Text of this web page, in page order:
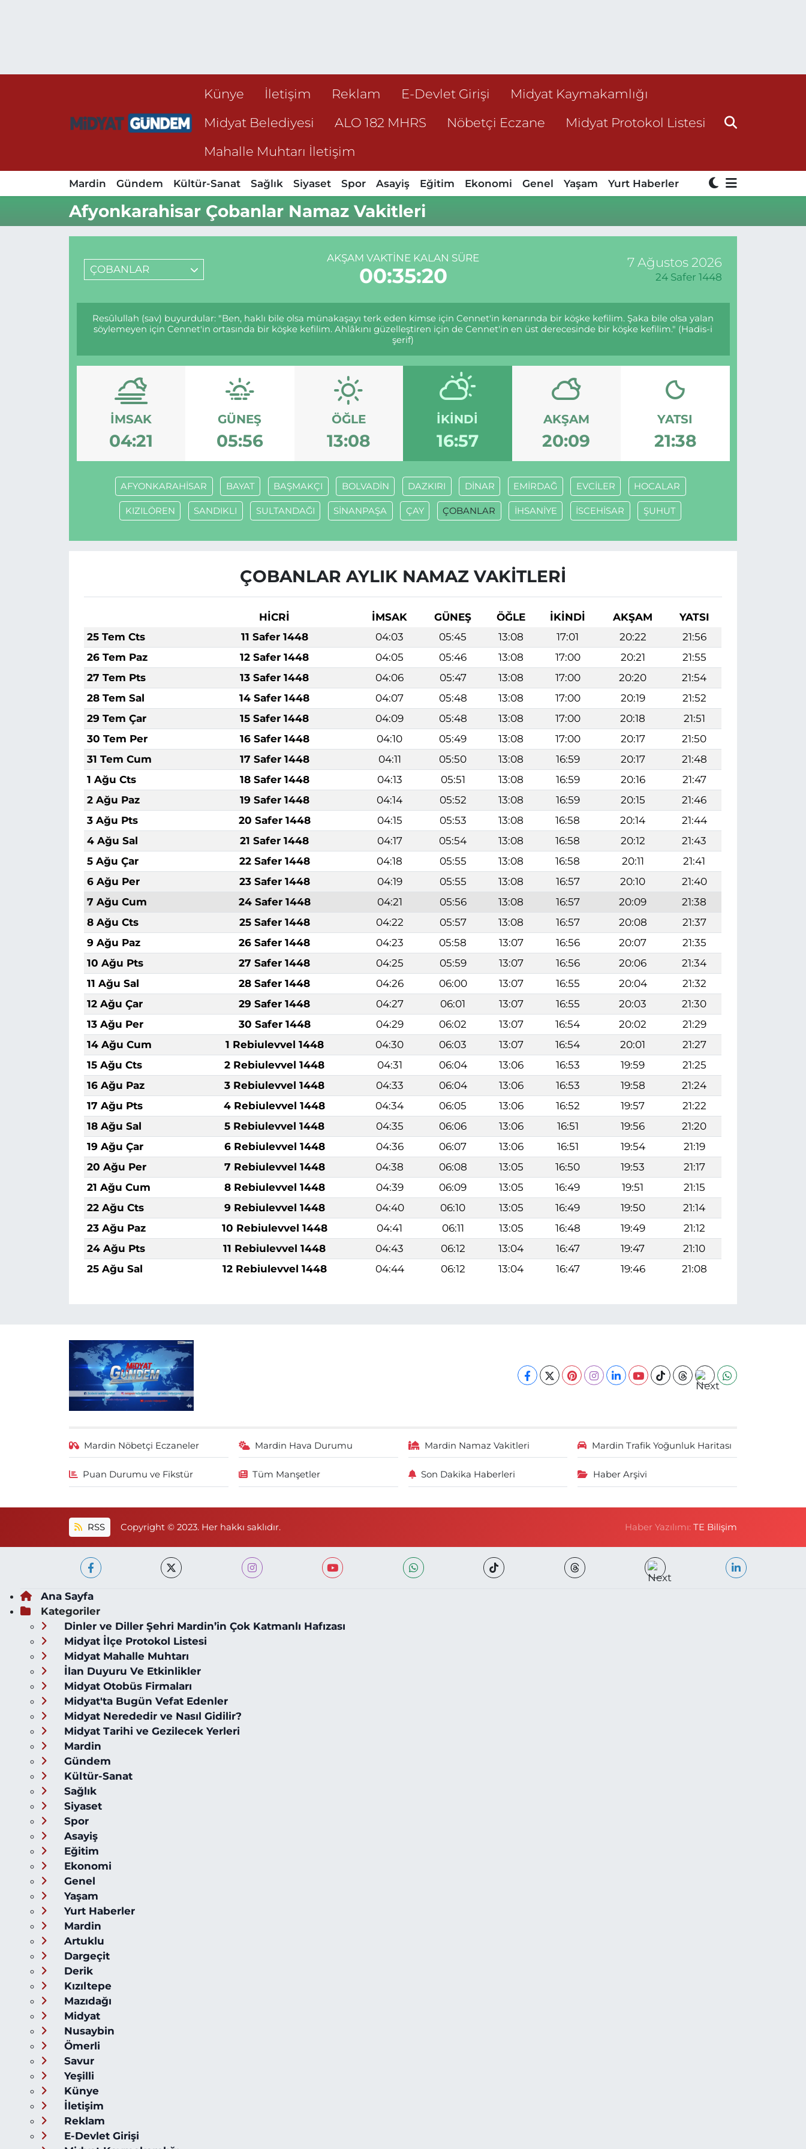
Künye İletişim Reklam E-Devlet Girişi
Midyat Kaymakamlığı
Midyat Belediyesi
ALO 182 MHRS Nöbetçi Eczane
Midyat Protokol Listesi
Mahalle Muhtarı İletişim
Mardin Gündem Kültür-Sanat Sağlık Siyaset Spor Asayiş Eğitim Ekonomi Genel Yaşam Yurt Haberler
Afyonkarahisar Çobanlar Namaz Vakitleri
ÇOBANLAR
AKŞAM VAKTINE KALAN SÜRE
00:35:20
7 Ağustos 2026
24 Safer 1448
Resûlullah (sav) buyurdular: "Ben, haklı bile olsa münakaşayı terk eden kimse için Cennet'in kenarında bir köşke kefilim. Şaka bile olsa yalan
söylemeyen için Cennet'in ortasında bir köşke kefilim. Ahlâkını güzelleştiren için de Cennet'in en üst derecesinde bir köşke kefilim." (Hadis-i
şerif)
İMSAK
04:21
GÜNEŞ
05:56
ÖĞLE
13:08
İKINDI
16:57
AKŞAM
20:09
YATSI
21:38
AFYONKARAHİSAR BAYAT BAŞMAKÇI BOLVADİN DAZKIRI DİNAR EMİRDAĞ EVCİLER HOCALAR
KIZILÖREN SANDIKLI SULTANDAĞI SİNANPAŞA ÇAY ÇOBANLAR İHSANİYE İSCEHİSAR ŞUHUT
ÇOBANLAR AYLIK NAMAZ VAKITLERI
HİCRİ İMSAK GÜNEŞ ÖĞLE İKINDI AKŞAM
YATSI
25 Tem Cts
11 Safer 1448 04:03 05:45 13:08 17:01 20:22
21:56
26 Tem Paz
12 Safer 1448 04:05 05:46 13:08 17:00 20:21
21:55
27 Tem Pts
13 Safer 1448 04:06 05:47 13:08 17:00 20:20
21:54
28 Tem Sal
14 Safer 1448 04:07 05:48 13:08 17:00 20:19
21:52
29 Tem Çar
15 Safer 1448 04:09 05:48 13:08 17:00 20:18
21:51
30 Tem Per
16 Safer 1448 04:10 05:49 13:08 17:00 20:17
21:50
31 Tem Cum
17 Safer 1448 04:11 05:50 13:08 16:59 20:17
21:48
1 Ağu Cts
18 Safer 1448 04:13 05:51 13:08 16:59 20:16
21:47
2 Ağu Paz
19 Safer 1448 04:14 05:52 13:08 16:59 20:15
21:46
3 Ağu Pts
20 Safer 1448 04:15 05:53 13:08 16:58 20:14
21:44
4 Ağu Sal
21 Safer 1448 04:17 05:54 13:08 16:58 20:12
21:43
5 Ağu Çar
22 Safer 1448 04:18 05:55 13:08 16:58 20:11
21:41
6 Ağu Per
23 Safer 1448 04:19 05:55 13:08 16:57 20:10
21:40
7 Ağu Cum
24 Safer 1448 04:21 05:56 13:08 16:57 20:09
21:38
8 Ağu Cts
25 Safer 1448 04:22 05:57 13:08 16:57 20:08
21:37
9 Ağu Paz
26 Safer 1448 04:23 05:58 13:07 16:56 20:07
21:35
10 Ağu Pts
27 Safer 1448 04:25 05:59 13:07 16:56 20:06
21:34
11 Ağu Sal
28 Safer 1448 04:26 06:00 13:07 16:55 20:04
21:32
12 Ağu Çar
29 Safer 1448 04:27 06:01 13:07 16:55 20:03
21:30
13 Ağu Per
30 Safer 1448 04:29 06:02 13:07 16:54 20:02
21:29
14 Ağu Cum
1 Rebiulevvel 1448 04:30 06:03 13:07 16:54 20:01
21:27
15 Ağu Cts
2 Rebiulevvel 1448 04:31 06:04 13:06 16:53 19:59
21:25
16 Ağu Paz
3 Rebiulevvel 1448 04:33 06:04 13:06 16:53 19:58
21:24
17 Ağu Pts
4 Rebiulevvel 1448 04:34 06:05 13:06 16:52 19:57
21:22
18 Ağu Sal
5 Rebiulevvel 1448 04:35 06:06 13:06 16:51 19:56
21:20
19 Ağu Çar
6 Rebiulevvel 1448 04:36 06:07 13:06 16:51 19:54
21:19
20 Ağu Per
7 Rebiulevvel 1448 04:38 06:08 13:05 16:50 19:53
21:17
21 Ağu Cum
8 Rebiulevvel 1448 04:39 06:09 13:05 16:49 19:51
21:15
22 Ağu Cts
9 Rebiulevvel 1448 04:40 06:10 13:05 16:49 19:50
21:14
23 Ağu Paz
10 Rebiulevvel 1448 04:41 06:11 13:05 16:48 19:49
21:12
24 Ağu Pts
11 Rebiulevvel 1448 04:43 06:12 13:04 16:47 19:47
21:10
25 Ağu Sal
12 Rebiulevvel 1448 04:44 06:12 13:04 16:47 19:46 21:08
Mardin Nöbetçi Eczaneler Mardin Hava Durumu Mardin Namaz Vakitleri Mardin Trafik Yoğunluk Haritası
Puan Durumu ve Fikstür Tüm Manşetler Son Dakika Haberleri Haber Arşivi
RSS Copyright © 2023. Her hakkı saklıdır. Haber Yazılımı:TE Bilişim
Ana Sayfa
Kategoriler
Dinler ve Diller Şehri Mardin’in Çok Katmanlı Hafızası
Midyat İlçe Protokol Listesi
Midyat Mahalle Muhtarı
İlan Duyuru Ve Etkinlikler
Midyat Otobüs Firmaları
Midyat'ta Bugün Vefat Edenler
Midyat Nerededir ve Nasıl Gidilir?
Midyat Tarihi ve Gezilecek Yerleri
Mardin
Gündem
Kültür-Sanat
Sağlık
Siyaset
Spor
Asayiş
Eğitim
Ekonomi
Genel
Yaşam
Yurt Haberler
Mardin
Artuklu
Dargeçit
Derik
Kızıltepe
Mazıdağı
Midyat
Nusaybin
Ömerli
Savur
Yeşilli
Künye
İletişim
Reklam
E-Devlet Girişi